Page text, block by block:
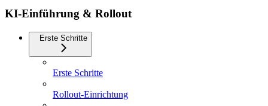
KI-Einführung & Rollout
Erste Schritte
Erste Schritte
Rollout-Einrichtung